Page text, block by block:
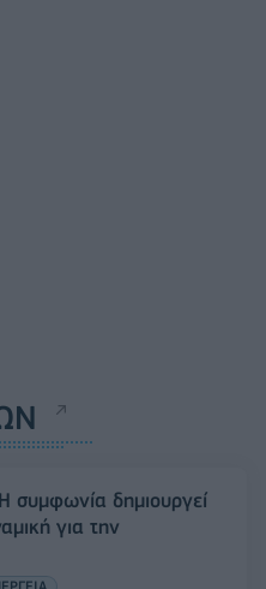
συμφωνία δημιουργεί
για την